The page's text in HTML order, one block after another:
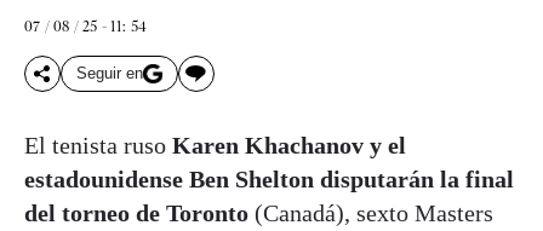
07 / 08 / 25 - 11: 54
Seguir en
El tenista ruso Karen Khachanov y el
estadounidense Ben Shelton disputarán la final
del torneo de Toronto (Canadá), sexto Masters